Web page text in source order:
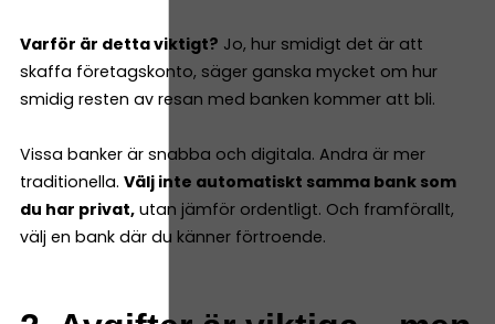
Varför är detta viktigt? Jo, hur smidigt det är att
skaffa företagskonto, säger ganska mycket om hur
smidig resten av resan med banken kommer att bli.
Vissa banker är snabba och digitala. Andra är mer
traditionella. Välj inte automatiskt samma bank som
du har privat, utan jämför ordentligt. Och framförallt,
välj en bank där du känner förtroende.